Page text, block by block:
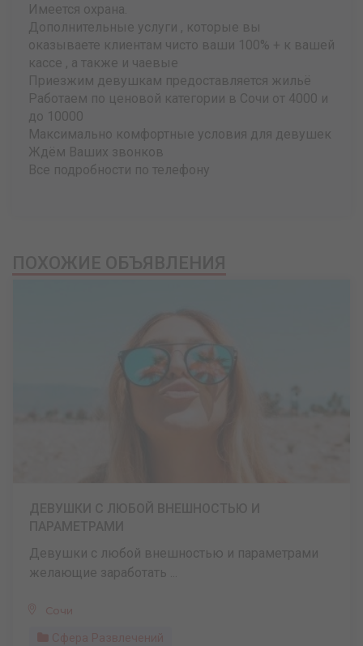
Имеется охрана.
Дополнительные услуги , которые вы
оказываете клиентам чисто ваши 100% + к вашей
кассе , а также и чаевые
Приезжим девушкам предоставляется жильё
Работаем по ценовой категории в Сочи от 4000 и
до 10000
Максимально комфортные условия для девушек
Ждём Ваших звонков
Все подробности по телефону
Девушки с любой внешностью и параметрами
желающие заработать ...
Сочи
Сфера Развлечений